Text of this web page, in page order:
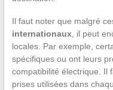
Il faut noter que malgré
internationaux, il peut
locales. Par exemple,
spécifiques ou ont leurs
compatibilité électrique. Il
prises utilisées dans